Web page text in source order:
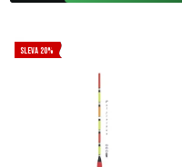
SLEVA 20%